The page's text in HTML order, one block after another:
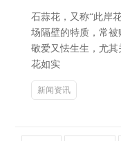
石蒜花，又称“此岸
场隔壁的特质，常
敬爱又怯生生，尤
花如实
新闻资讯